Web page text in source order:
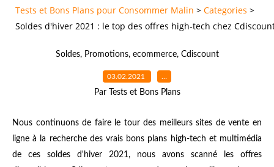
Tests et Bons Plans pour Consommer Malin > Categories >
Soldes d'hiver 2021 : le top des offres high-tech chez
Soldes, Promotions, ecommerce, Cdiscount
03.02.2021 …
Par Tests et Bons Plans
Nous continuons de faire le tour des meilleurs sites de vente en
ligne à la recherche des vrais bons plans high-tech et multimédia
de ces soldes d'hiver 2021, nous avons scanné les offres